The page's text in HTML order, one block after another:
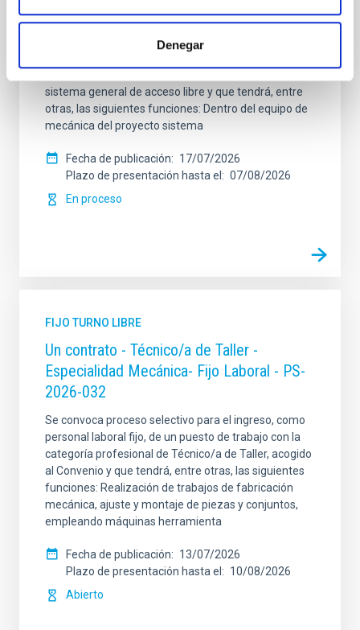
Denegar
Se convoca proceso selectivo para formalizar un
contrato laboral de duración indefinida (Artículo 23bis
sistema general de acceso libre y que tendrá, entre
otras, las siguientes funciones: Dentro del equipo de
mecánica del proyecto sistema
Fecha de publicación
17/07/2026
Plazo de presentación hasta el
07/08/2026
En proceso
FIJO TURNO LIBRE
Un contrato - Técnico/a de Taller -
Especialidad Mecánica- Fijo Laboral - PS-
2026-032
Se convoca proceso selectivo para el ingreso, como
personal laboral fijo, de un puesto de trabajo con la
categoría profesional de Técnico/a de Taller, acogido
al Convenio y que tendrá, entre otras, las siguientes
funciones: Realización de trabajos de fabricación
mecánica, ajuste y montaje de piezas y conjuntos,
empleando máquinas herramienta
Fecha de publicación
13/07/2026
Plazo de presentación hasta el
10/08/2026
Abierto